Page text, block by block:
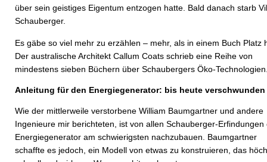
über sein geistiges Eigentum entzogen hatte. Bald danach starb
Schauberger.
Es gäbe so viel mehr zu erzählen – mehr, als in einem Buch Platz
Der australische Architekt Callum Coats schrieb eine Reihe von
mindestens sieben Büchern über Schaubergers Öko-
Anleitung für den Energiegenerator: bis heute verschwunden
Wie der mittlerweile verstorbene William Baumgartner und andere
Ingenieure mir berichteten, ist von allen Schauberger-Erfindungen
Energiegenerator am schwierigsten nachzubauen. Baumgartner
schaffte es jedoch, ein Modell von etwas zu konstruieren, das